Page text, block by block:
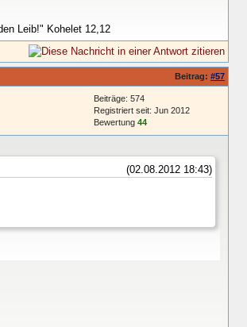
Leib!" Kohelet 12,12
Beitrag: #57
Beiträge: 574
Registriert seit: Jun 2012
Bewertung 44
(02.08.2012 18:43)